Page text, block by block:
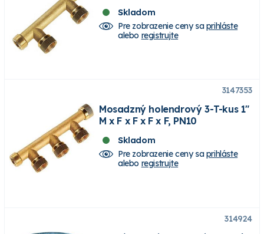
Skladom
Pre zobrazenie ceny saprihláste
alebo registrujte
3147353
Mosadzný holendrový 3-T-kus 1"
M x F x F x F x F, PN10
Skladom
Pre zobrazenie ceny saprihláste
alebo registrujte
314924